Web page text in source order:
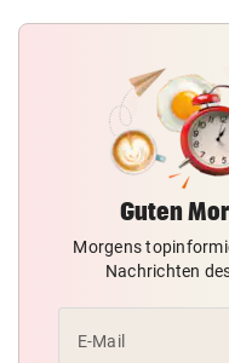
Guten
Morgens
Nachrichten
E-Mail